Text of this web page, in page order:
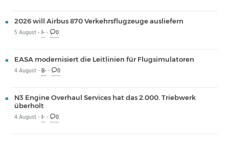
2026 will Airbus 870 Verkehrsflugzeuge ausliefern
5 August - I-- 0
EASA modernisiert die Leitlinien für Flugsimulatoren
4 August -B-- 0
N3 Engine Overhaul Services hat das 2.000. Triebwerk
überholt
4 August - I-- 0